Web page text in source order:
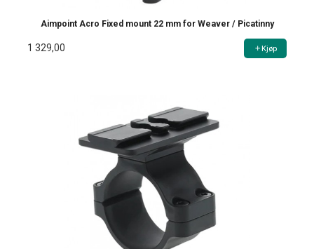
Aimpoint Acro Fixed mount 22 mm for Weaver / Picatinny
1 329,00 Kjøp